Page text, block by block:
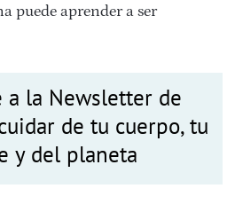
puede aprender a ser
a la Newsletter de
de tu cuerpo, tu
y del planeta